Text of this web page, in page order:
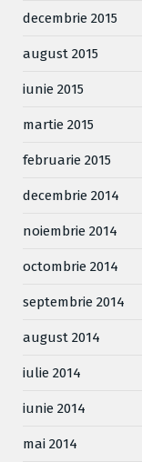
decembrie 2015
august 2015
iunie 2015
martie 2015
februarie 2015
decembrie 2014
noiembrie 2014
octombrie 2014
septembrie 2014
august 2014
iulie 2014
iunie 2014
mai 2014